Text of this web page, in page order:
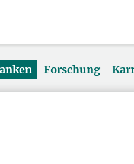
Forschung